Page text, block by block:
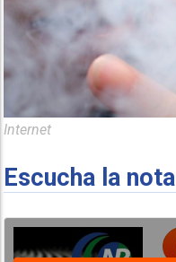
Internet
Escucha la nota